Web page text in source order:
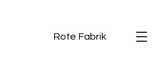
Rote Fabrik